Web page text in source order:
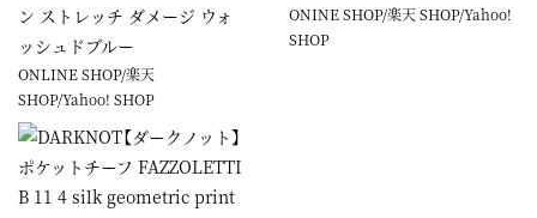
ン ストレッチ ダメージ ウォ
ッシュドブルー
ONLINE SHOP/楽天
SHOP/Yahoo! SHOP
ONINE SHOP/楽天 SHOP/Yahoo!
SHOP